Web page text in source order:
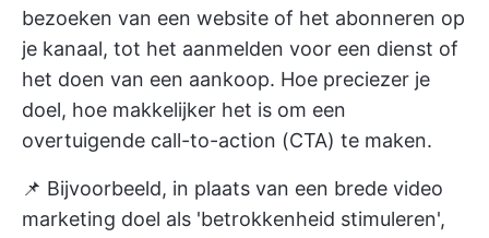
bezoeken van een website of het abonneren op
je kanaal, tot het aanmelden voor een dienst of
het doen van een aankoop. Hoe preciezer je
doel, hoe makkelijker het is om een
overtuigende call-to-action (CTA) te maken.
📌 Bijvoorbeeld, in plaats van een brede video
marketing doel als 'betrokkenheid stimuleren',